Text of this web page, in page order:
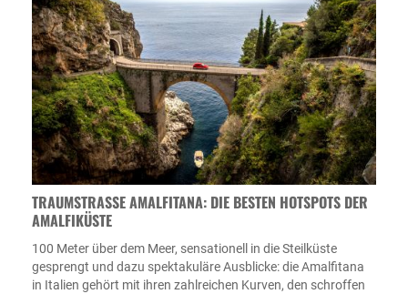
TRAUMSTRASSE AMALFITANA: DIE BESTEN HOTSPOTS DER A
MALFIKÜSTE
100 Meter über dem Meer, sensationell in die Steilküste
gesprengt und dazu spektakuläre Ausblicke: die Amalfitana
in Italien gehört mit ihren zahlreichen Kurven, den schroffen